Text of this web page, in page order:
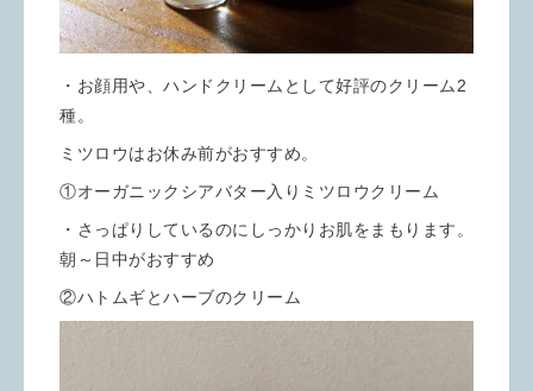
・お顔用や、ハンドクリームとして好評のクリーム2
種。
ミツロウはお休み前がおすすめ。
①オーガニックシアバター入りミツロウクリーム
・さっぱりしているのにしっかりお肌をまもります。
朝～日中がおすすめ
②ハトムギとハーブのクリーム